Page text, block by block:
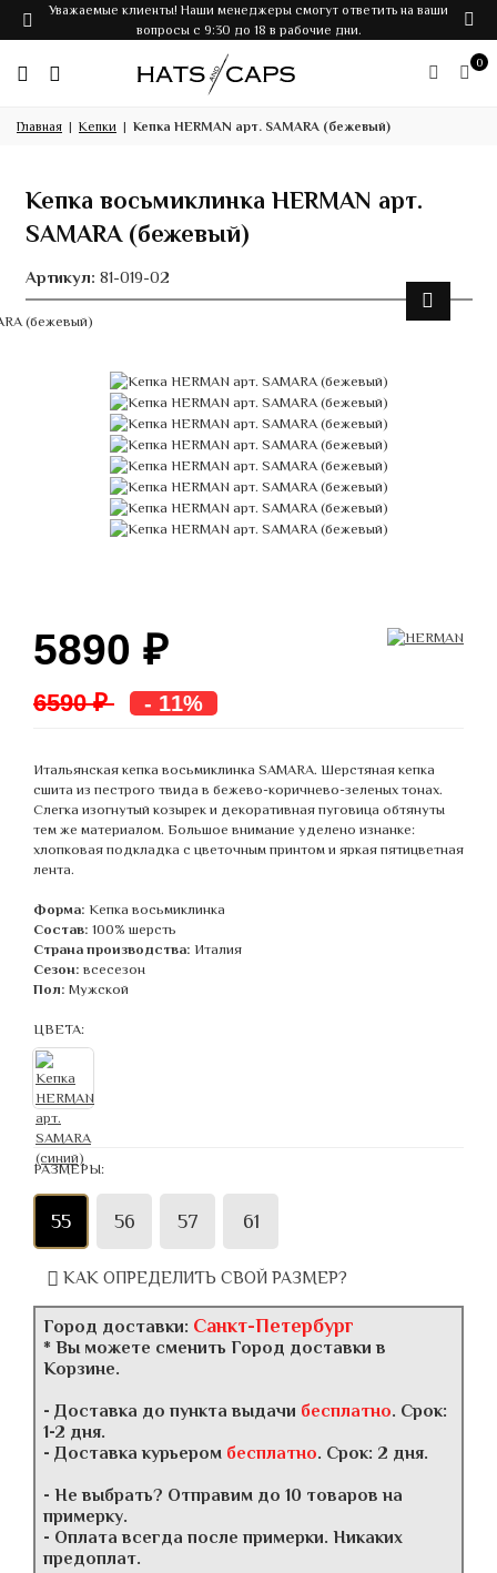
Уважаемые клиенты! Наши менеджеры смогут ответить на ваши
вопросы с 9:30 до 18 в рабочие дни.
0
Главная Кепки Кепка HERMAN арт. SAMARA (бежевый)
Кепка восьмиклинка HERMAN арт.
SAMARA (бежевый)
Артикул: 81-019-02
5890 ₽
6590 ₽ - 11%
Итальянская кепка восьмиклинка SAMARA. Шерстяная кепка
сшита из пестрого твида в бежево-коричнево-зеленых тонах.
Слегка изогнутый козырек и декоративная пуговица обтянуты
тем же материалом. Большое внимание уделено изнанке:
хлопковая подкладка с цветочным принтом и яркая пятицветная
лента.
Форма: Кепка восьмиклинка
Состав: 100% шерсть
Страна производства: Италия
Сезон: всесезон
Пол: Мужской
ЦВЕТА:
РАЗМЕРЫ:
55 56 57 61
КАК ОПРЕДЕЛИТЬ СВОЙ РАЗМЕР?
Город доставки: Санкт-Петербург
* Вы можете сменить Город доставки в
Корзине.
- Доставка до пункта выдачи бесплатно. Срок:
1-2 дня.
- Доставка курьером бесплатно. Срок: 2 дня.
- Не выбрать? Отправим до 10 товаров на
примерку.
- Оплата всегда после примерки. Никаких
предоплат.